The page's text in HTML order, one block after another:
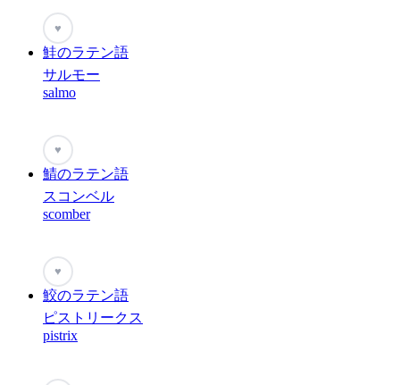
♥
鮭のラテン語
サルモー
salmo
♥
鯖のラテン語
スコンベル
scomber
♥
鮫のラテン語
ピストリークス
pistrix